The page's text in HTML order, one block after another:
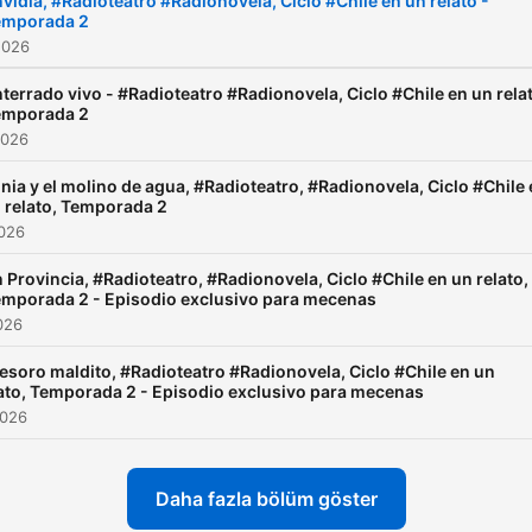
2
vivo - #Radioteatro #Radionovela, Ciclo #Chile en un
2
y el molino de agua, #Radioteatro, #Radionovela, Ciclo #Chile
relato, Temporada 2
Provincia, #Radioteatro, #Radionovela, Ciclo #Chile en un relato,
2 - Episodio exclusivo para mecenas
maldito, #Radioteatro #Radionovela, Ciclo #Chile en un
Temporada 2 - Episodio exclusivo para mecenas
Daha fazla bölüm göster